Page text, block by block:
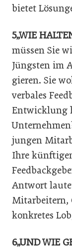
bietet
5„WIE
müssen Sie
Jüngsten im
gieren. Sie
verbales
Entwicklung
jungen
Ihre
Antwort
Mitarbeitern,
konkretes
6„UND WIE